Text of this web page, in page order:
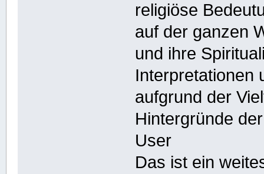
religiöse
auf der ganzen
und ihre
Interpretationen
aufgrund der
Hintergründe
User
Das ist ein